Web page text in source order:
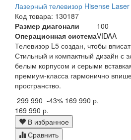
Лазерный телевизор Hisense
Код товара: 130187
Размер диагонали
100
Операционная системаVIDAA
Телевизор L5 создан, чтобы
Стильный и компактный дизайн с
белым корпусом и серыми
премиум-класса гармонично
пространство.
299 990 -43% 169 990 р.
169 990 р.
В избранное
Сравнить